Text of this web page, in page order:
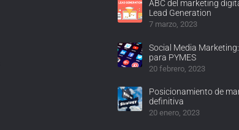
ABC del marketing
Lead Generation
7 marzo, 2023
Social Media
para PYMES
20 febrero, 2023
Posicionamiento de
definitiva
20 enero, 2023